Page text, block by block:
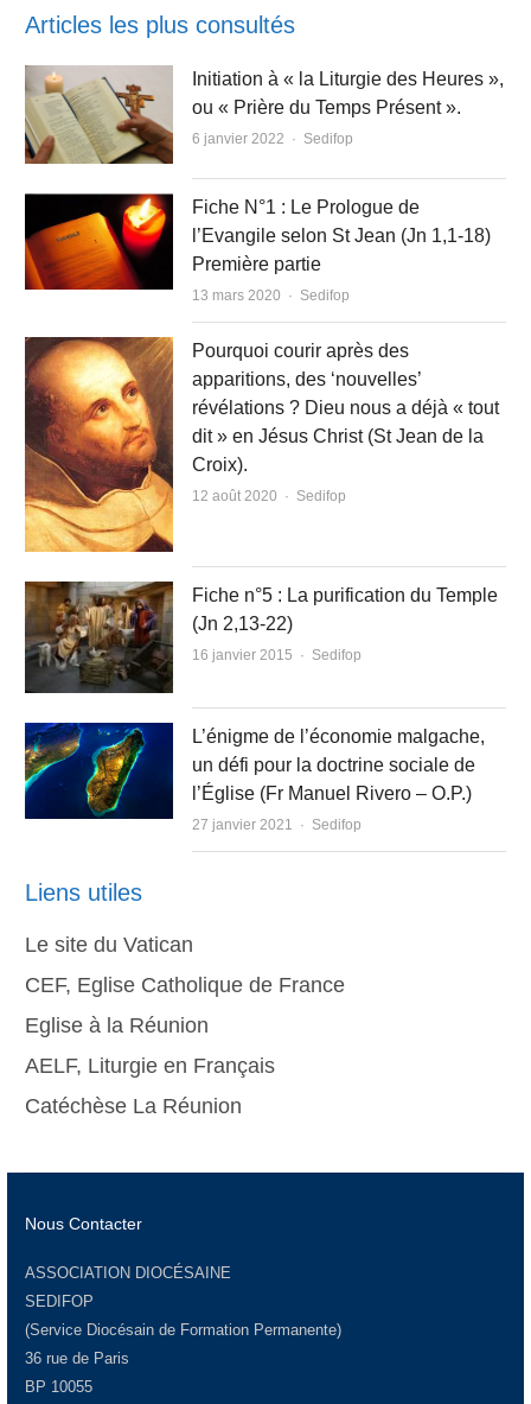
Articles les plus consultés
Initiation à « la Liturgie des Heures »,
ou « Prière du Temps Présent ».
6 janvier 2022 Author
Sedifop
Fiche N°1 : Le Prologue de
l’Evangile selon St Jean (Jn 1,1-18)
Première partie
13 mars 2020 Author
Sedifop
Pourquoi courir après des
apparitions, des ‘nouvelles’
révélations ? Dieu nous a déjà « tout
dit » en Jésus Christ (St Jean de la
Croix).
12 août 2020 Author
Sedifop
Fiche n°5 : La purification du Temple
(Jn 2,13-22)
16 janvier 2015 Author
Sedifop
L’énigme de l’économie malgache,
un défi pour la doctrine sociale de
l’Église (Fr Manuel Rivero – O.P.)
27 janvier 2021 Author
Sedifop
Liens utiles
Le site du Vatican
CEF, Eglise Catholique de France
Eglise à la Réunion
AELF, Liturgie en Français
Catéchèse La Réunion
Nous Contacter
ASSOCIATION DIOCÉSAINE
SEDIFOP
(Service Diocésain de Formation Permanente)
36 rue de Paris
BP 10055